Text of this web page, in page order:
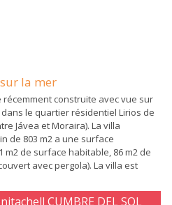
la mer
récemment construite avec vue sur
le quartier résidentiel Lirios de
Jávea et Moraira). La villa
de 803 m2 a une surface
m2 de surface habitable, 86 m2 de
avec pergola). La villa est
CUMBRE DEL SOL